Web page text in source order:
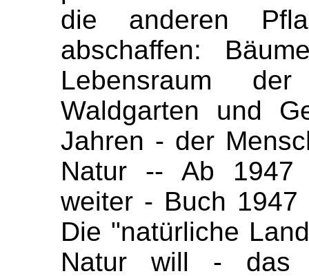
die anderen
abschaffen:
Lebensraum
Waldgarten und
Jahren - der
Natur -- Ab 1947
weiter - Buch
Die "natürliche
Natur will - das